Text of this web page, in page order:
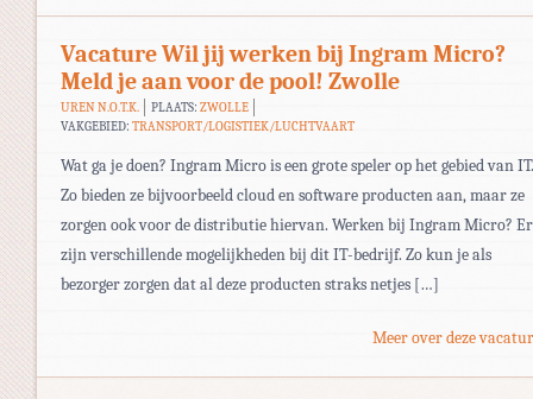
Vacature Wil jij werken bij Ingram Micro?
Meld je aan voor de pool! Zwolle
UREN N.O.T.K. PLAATS: ZWOLLE
VAKGEBIED: TRANSPORT/LOGISTIEK/LUCHTVAART
Wat ga je doen? Ingram Micro is een grote speler op het gebied van IT.
Zo bieden ze bijvoorbeeld cloud en software producten aan, maar ze
zorgen ook voor de distributie hiervan. Werken bij Ingram Micro? Er
zijn verschillende mogelijkheden bij dit IT-bedrijf. Zo kun je als
bezorger zorgen dat al deze producten straks netjes […]
Meer over deze